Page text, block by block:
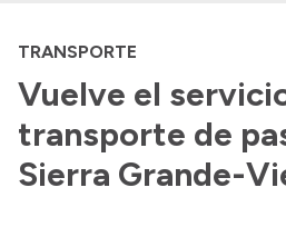
Referentes de prensa
Archivo de noticias
Transparencia
TRANSPORTE
Vuelve el
transporte de
Sierra Grande-